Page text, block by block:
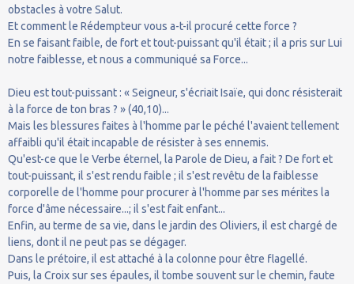
obstacles à votre Salut.
Et comment le Rédempteur vous a-t-il procuré cette force ?
En se faisant faible, de fort et tout-puissant qu'il était ; il a pris sur Lui
notre faiblesse, et nous a communiqué sa Force...
Dieu est tout-puissant : « Seigneur, s'écriait Isaïe, qui donc résisterait
à la force de ton bras ? » (40,10)...
Mais les blessures faites à l'homme par le péché l'avaient tellement
affaibli qu'il était incapable de résister à ses ennemis.
Qu'est-ce que le Verbe éternel, la Parole de Dieu, a fait ? De fort et
tout-puissant, il s'est rendu faible ; il s'est revêtu de la faiblesse
corporelle de l'homme pour procurer à l'homme par ses mérites la
force d'âme nécessaire...; il s'est fait enfant...
Enfin, au terme de sa vie, dans le jardin des Oliviers, il est chargé de
liens, dont il ne peut pas se dégager.
Dans le prétoire, il est attaché à la colonne pour être flagellé.
Puis, la Croix sur ses épaules, il tombe souvent sur le chemin, faute